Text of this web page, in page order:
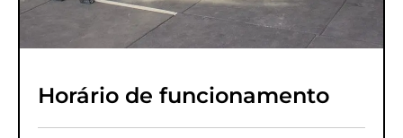
Horário de funcionamento